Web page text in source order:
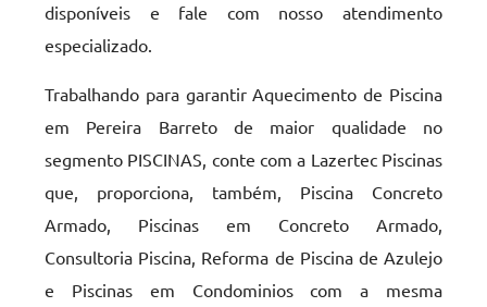
disponíveis e fale com nosso atendimento
especializado.
Trabalhando para garantir Aquecimento de Piscina
em Pereira Barreto de maior qualidade no
segmento PISCINAS, conte com a Lazertec Piscinas
que, proporciona, também, Piscina Concreto
Armado, Piscinas em Concreto Armado,
Consultoria Piscina, Reforma de Piscina de Azulejo
e Piscinas em Condominios com a mesma